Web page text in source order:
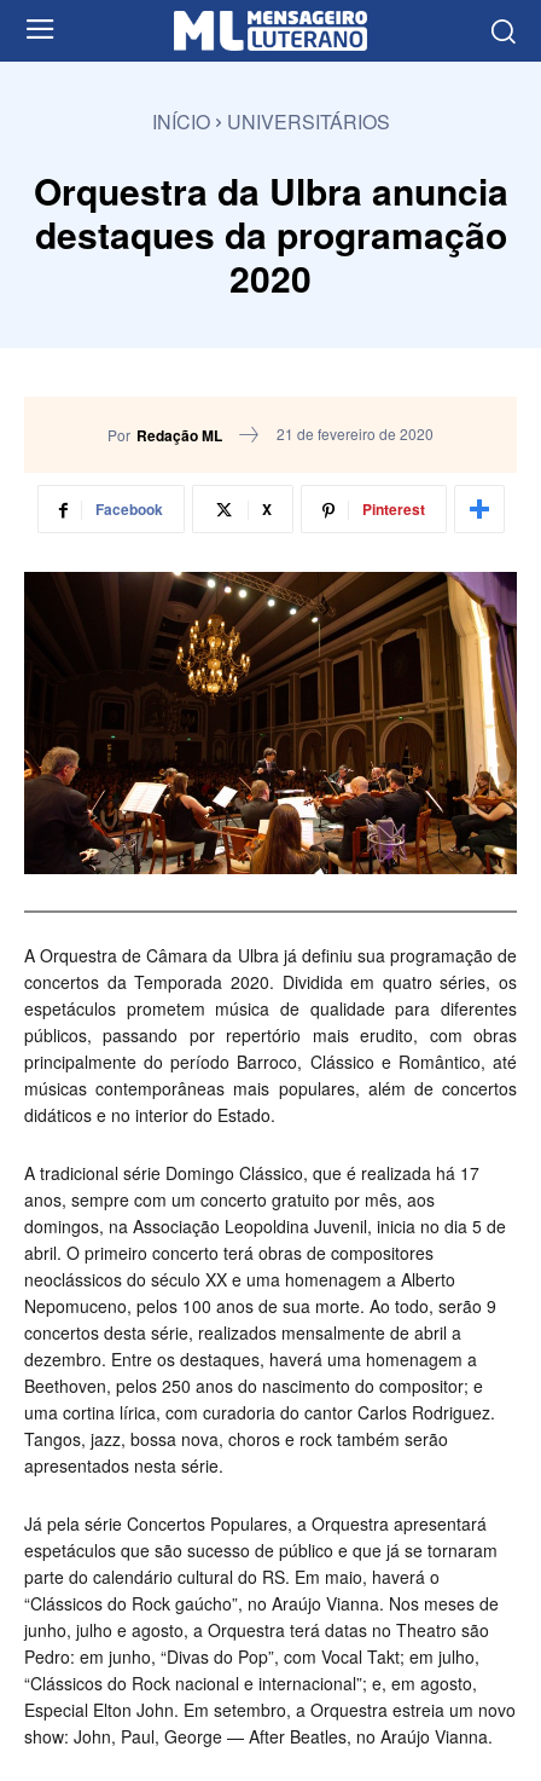
INÍCIO UNIVERSITÁRIOS
Orquestra da Ulbra anuncia
destaques da programação
2020
Por Redação ML 21 de fevereiro de 2020
Facebook X Pinterest
A Orquestra de Câmara da Ulbra já definiu sua programação de
concertos da Temporada 2020. Dividida em quatro séries, os
espetáculos prometem música de qualidade para diferentes
públicos, passando por repertório mais erudito, com obras
principalmente do período Barroco, Clássico e Romântico, até
músicas contemporâneas mais populares, além de concertos
didáticos e no interior do Estado.
A tradicional série Domingo Clássico, que é realizada há 17
anos, sempre com um concerto gratuito por mês, aos
domingos, na Associação Leopoldina Juvenil, inicia no dia 5 de
abril. O primeiro concerto terá obras de compositores
neoclássicos do século XX e uma homenagem a Alberto
Nepomuceno, pelos 100 anos de sua morte. Ao todo, serão 9
concertos desta série, realizados mensalmente de abril a
dezembro. Entre os destaques, haverá uma homenagem a
Beethoven, pelos 250 anos do nascimento do compositor; e
uma cortina lírica, com curadoria do cantor Carlos Rodriguez.
Tangos, jazz, bossa nova, choros e rock também serão
apresentados nesta série.
Já pela série Concertos Populares, a Orquestra apresentará
espetáculos que são sucesso de público e que já se tornaram
parte do calendário cultural do RS. Em maio, haverá o
“Clássicos do Rock gaúcho”, no Araújo Vianna. Nos meses de
junho, julho e agosto, a Orquestra terá datas no Theatro são
Pedro: em junho, “Divas do Pop”, com Vocal Takt; em julho,
“Clássicos do Rock nacional e internacional”; e, em agosto,
Especial Elton John. Em setembro, a Orquestra estreia um novo
show: John, Paul, George — After Beatles, no Araújo Vianna.